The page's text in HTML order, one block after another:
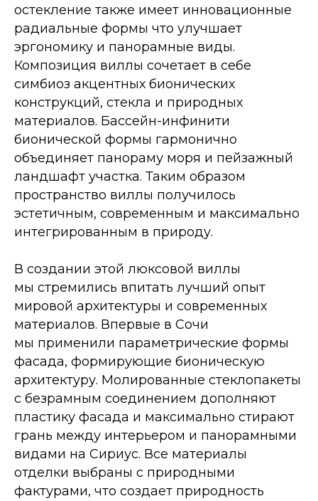
остекление также имеет инновационные
радиальные формы что улучшает
эргономику и панорамные виды.
Композиция виллы сочетает в себе
симбиоз акцентных бионических
конструкций, стекла и природных
материалов. Бассейн-инфинити
бионической формы гармонично
объединяет панораму моря и пейзажный
ландшафт участка. Таким образом
пространство виллы получилось
эстетичным, современным и максимально
интегрированным в природу.
В создании этой люксовой виллы
мы стремились впитать лучший опыт
мировой архитектуры и современных
материалов. Впервые в Сочи
мы применили параметрические формы
фасада, формирующие бионическую
архитектуру. Молированные стеклопакеты
с безрамным соединением дополняют
пластику фасада и максимально стирают
грань между интерьером и панорамными
видами на Сириус. Все материалы
отделки выбраны с природными
фактурами, что создает природность